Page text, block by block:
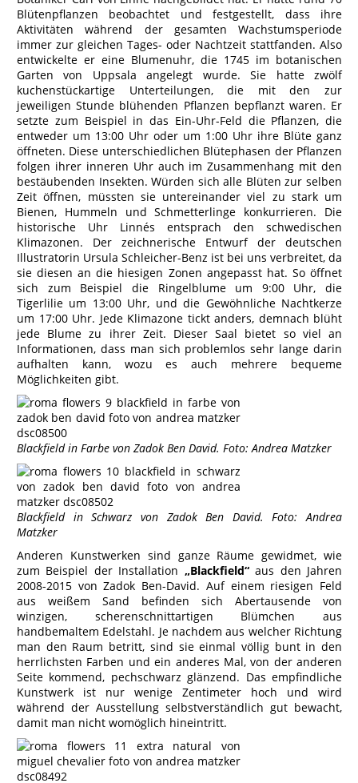
Blütenpflanzen beobachtet und festgestellt, dass ihre
Aktivitäten während der gesamten Wachstumsperiode
immer zur gleichen Tages- oder Nachtzeit stattfanden. Also
entwickelte er eine Blumenuhr, die 1745 im botanischen
Garten von Uppsala angelegt wurde. Sie hatte zwölf
kuchenstückartige Unterteilungen, die mit den zur
jeweiligen Stunde blühenden Pflanzen bepflanzt waren. Er
setzte zum Beispiel in das Ein-Uhr-Feld die Pflanzen, die
entweder um 13:00 Uhr oder um 1:00 Uhr ihre Blüte ganz
öffneten. Diese unterschiedlichen Blütephasen der Pflanzen
folgen ihrer inneren Uhr auch im Zusammenhang mit den
bestäubenden Insekten. Würden sich alle Blüten zur selben
Zeit öffnen, müssten sie untereinander viel zu stark um
Bienen, Hummeln und Schmetterlinge konkurrieren. Die
historische Uhr Linnés entsprach den schwedischen
Klimazonen. Der zeichnerische Entwurf der deutschen
Illustratorin Ursula Schleicher-Benz ist bei uns verbreitet, da
sie diesen an die hiesigen Zonen angepasst hat. So öffnet
sich zum Beispiel die Ringelblume um 9:00 Uhr, die
Tigerlilie um 13:00 Uhr, und die Gewöhnliche Nachtkerze
um 17:00 Uhr. Jede Klimazone tickt anders, demnach blüht
jede Blume zu ihrer Zeit. Dieser Saal bietet so viel an
Informationen, dass man sich problemlos sehr lange darin
aufhalten kann, wozu es auch mehrere bequeme
Möglichkeiten gibt.
Blackfield in Farbe von Zadok Ben David. Foto: Andrea Matzker
Blackfield in Schwarz von Zadok Ben David. Foto: Andrea
Matzker
Anderen Kunstwerken sind ganze Räume gewidmet, wie
zum Beispiel der Installation „Blackfield“aus den Jahren
2008-2015 von Zadok Ben-David. Auf einem riesigen Feld
aus weißem Sand befinden sich Abertausende von
winzigen, scherenschnittartigen Blümchen aus
handbemaltem Edelstahl. Je nachdem aus welcher Richtung
man den Raum betritt, sind sie einmal völlig bunt in den
herrlichsten Farben und ein anderes Mal, von der anderen
Seite kommend, pechschwarz glänzend. Das empfindliche
Kunstwerk ist nur wenige Zentimeter hoch und wird
während der Ausstellung selbstverständlich gut bewacht,
damit man nicht womöglich hineintritt.